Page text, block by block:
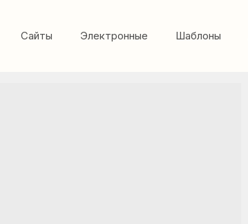
Сайты Электронные Шаблоны